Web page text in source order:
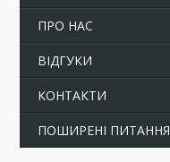
ПРО НАС
ВІДГУКИ
КОНТАКТИ
ПОШИРЕНІ ПИТАННЯ